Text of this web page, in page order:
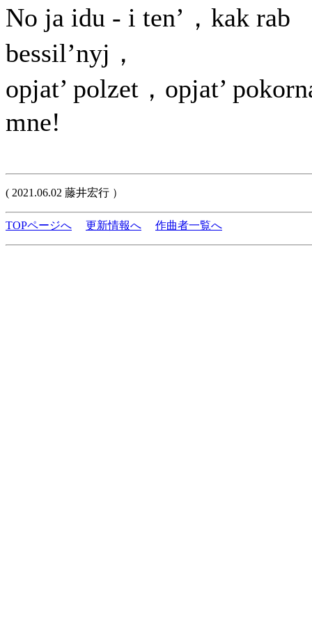
No ja idu - i ten’，kak rab
bessil’nyj，
opjat’ polzet，opjat’
mne!
( 2021.06.02 藤井宏行 ）
TOPページへ 更新情報へ 作曲者一覧へ